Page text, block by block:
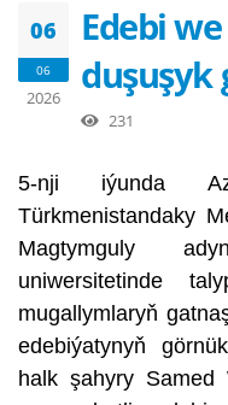
06
06
2026
Edebi
duşuşyk
231
5-nji iýunda
Türkmenistandaky
Magtymguly
uniwersitetinde
mugallymlaryň
edebiýatynyň
halk şahyry Samed